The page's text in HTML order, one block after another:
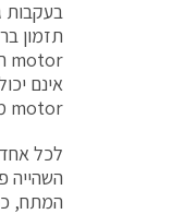
motor מהווים בעיה.